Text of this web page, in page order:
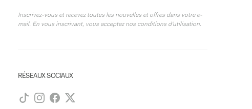
Inscrivez-vous et recevez toutes les nouvelles et offres dans votre e-
mail. En vous inscrivant, vous acceptez nos conditions d'utilisation.
RÉSEAUX SOCIAUX